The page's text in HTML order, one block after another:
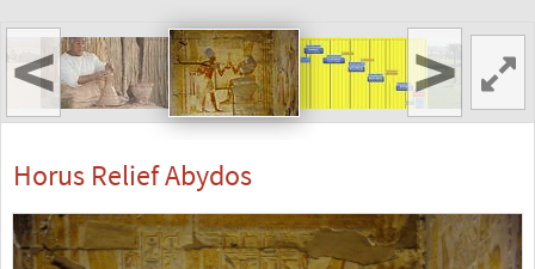
< >
Horus Relief Abydos